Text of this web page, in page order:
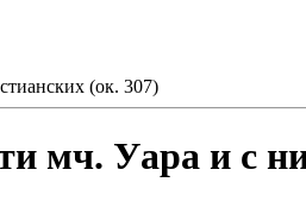
(ок. 307)
мч. Уара и с